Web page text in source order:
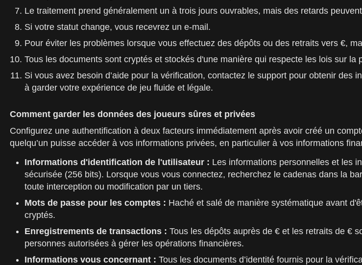
Le traitement prend généralement un à trois jours ouvrables, mais des retards
Si votre statut change, vous recevrez un e-mail.
Pour éviter les problèmes lorsque vous effectuez des dépôts ou des retraits vers €,
Tous les documents sont cryptés et stockés d'une manière qui respecte les lois sur la
Si vous avez besoin d’aide pour la vérification, contactez le support pour obtenir
à garder votre expérience de jeu fluide et légale.
Comment garder les données des joueurs sûres et privées
Configurez une authentification à deux facteurs immédiatement après avoir créé un
quelqu’un puisse accéder à vos informations privées, en particulier à vos informations
Informations d'identification de l'utilisateur : Les informations personnelles et les
sécurisée (256 bits). Lorsque vous vous connectez, recherchez le cadenas dans la
toute interception ou modification par un tiers.
Mots de passe pour les comptes : Haché et salé de manière systématique avant
cryptés.
Enregistrements de transactions : Tous les dépôts auprès de € et les retraits de €
personnes autorisées à gérer les opérations financières.
Informations vous concernant : Tous les documents d’identité fournis pour la